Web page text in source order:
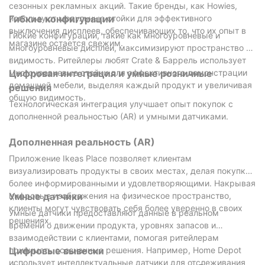
Команда инновационных дизайнеров: наши креативные
эксперты специализируются на сочетании эстетики и
функциональности, предлагая выдающиеся решения для
стеллажей.
Подтвержденная репутация: Имея многолетний опыт в
сфере дизайна розничной торговли, мы’Мы успешно
преобразовали бесчисленное множество супермаркетов в
яркие, высокопроизводительные пространства.
обеспечивает точность проектирования и стабильное
Клиентоориентированный подход: мы тесно сотрудничаем
с клиентами, чтобы понять их потребности и предложить
персонализированные решения, которые приносят
результаты.
Глобальный охват: обслуживая клиентов по всему миру,
мы привносим международные стандарты и
сезонных рекламных акций. Такие бренды, как Howies,
используют модульные стойки для эффективного
выключения дисплеев, обеспечивающих то, что их опыт в
магазине остается свежим.
Гибкие конфигурации
Гибкие конфигурации, такие как многоуровневые и
многоуровневые дисплеи, максимизируют пространство и
видимость. Ритейлеры любят Crate & Баррель использует
многоуровневые стойки для эффективного демонстрации
домашней мебели, выделяя каждый продукт и увеличивая
общую видимость.
Цифровая интеграция и умные розничные
решения
Технологическая интеграция улучшает опыт покупок с
дополненной реальностью (AR) и умными датчиками.
Дополненная реальность (AR)
Приложение Ikeas Place позволяет клиентам
визуализировать продукты в своих местах, делая покупки
более информированными и удовлетворяющими. Накрывая
цифровые изображения на физическое пространство,
клиенты могут чувствовать себя более уверенно в своих
решениях.
Умные датчики
Умные датчики предоставляют данные в реальном
времени о движении продукта, уровнях запасов и
взаимодействии с клиентами, помогая ритейлерам
принимать осознанные решения. Например, Home Depot
использует интеллектуальные датчики для отслеживания
Цифровые вывески